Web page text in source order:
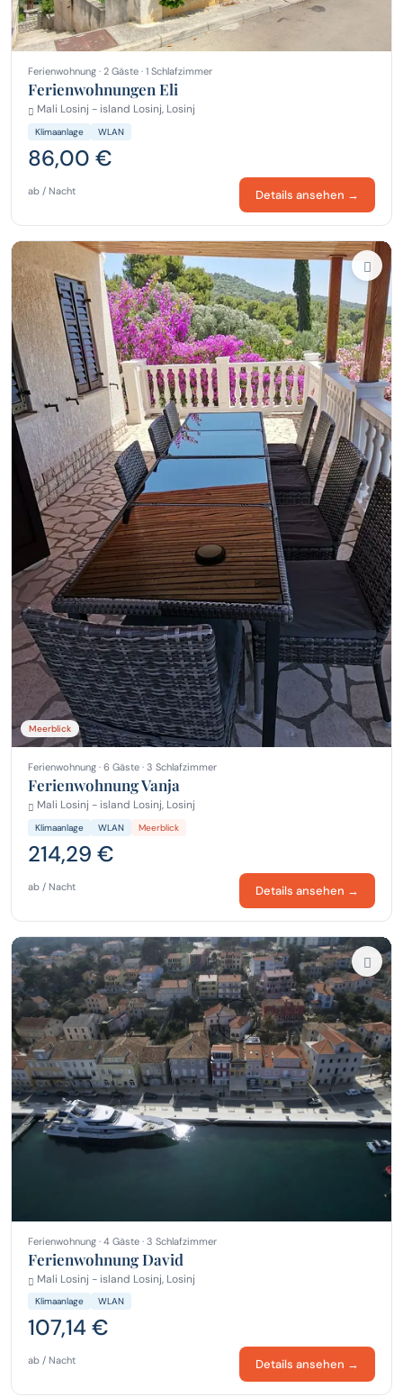
Ferienwohnung · 2 Gäste · 1 Schlafzimmer
Ferienwohnungen Eli
Mali Losinj - island Losinj, Losinj
Klimaanlage WLAN
86,00 €
ab / Nacht Details ansehen →
Meerblick
Ferienwohnung · 6 Gäste · 3 Schlafzimmer
Ferienwohnung Vanja
Mali Losinj - island Losinj, Losinj
Klimaanlage WLAN Meerblick
214,29 €
ab / Nacht Details ansehen →
Ferienwohnung · 4 Gäste · 3 Schlafzimmer
Ferienwohnung David
Mali Losinj - island Losinj, Losinj
Klimaanlage WLAN
107,14 €
ab / Nacht Details ansehen →